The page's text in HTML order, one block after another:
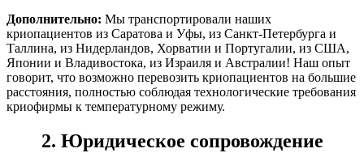
Дополнительно: Мы транспортировали наших
криопациентов из Саратова и Уфы, из Санкт-Петербурга и
Таллина, из Нидерландов, Хорватии и Португалии, из США,
Японии и Владивостока, из Израиля и Австралии! Наш опыт
говорит, что возможно перевозить криопациентов на большие
расстояния, полностью соблюдая технологические требования
криофирмы к температурному режиму.
2. Юридическое сопровождение